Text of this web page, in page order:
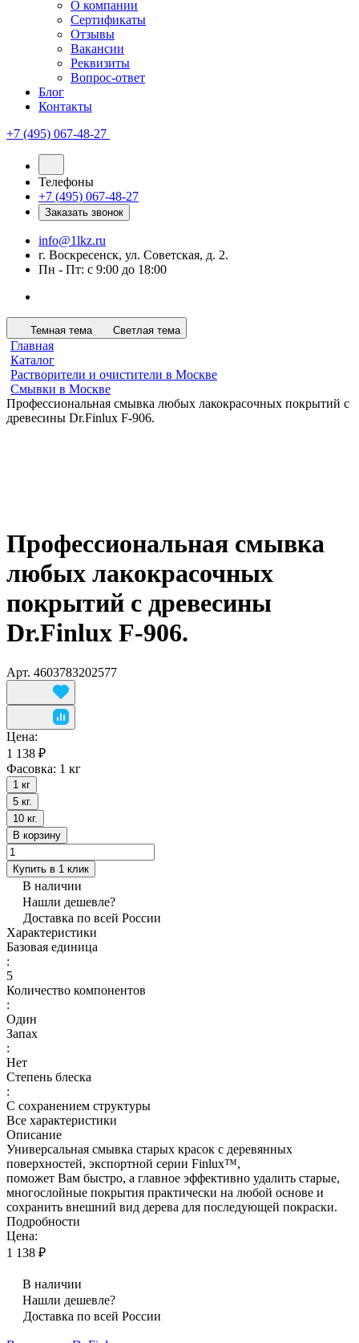
О компании
Сертификаты
Отзывы
Вакансии
Реквизиты
Вопрос-ответ
Блог
Контакты
+7 (495) 067-48-27
Телефоны
+7 (495) 067-48-27
Заказать звонок
info@1lkz.ru
г. Воскресенск, ул. Советская, д. 2.
Пн - Пт: с 9:00 до 18:00
Темная тема Светлая тема
Главная
Каталог
Растворители и очистители в Москве
Смывки в Москве
Профессиональная смывка любых лакокрасочных покрытий с
древесины Dr.Finlux F-906.
Профессиональная смывка
любых лакокрасочных
покрытий с древесины
Dr.Finlux F-906.
Арт. 4603783202577
Цена:
1 138 ₽
Фасовка: 1 кг
1 кг
5 кг.
10 кг.
В корзину
Купить в 1 клик
В наличии
Нашли дешевле?
Доставка по всей России
Характеристики
Базовая единица
:
5
Количество компонентов
:
Один
Запах
:
Нет
Степень блеска
:
С сохранением структуры
Все характеристики
Описание
Универсальная смывка старых красок с деревянных
поверхностей, экспортной серии Finlux™,
поможет Вам быстро, а главное эффективно удалить старые,
многослойные покрытия практически на любой основе и
сохранить внешний вид дерева для последующей покраски.
Подробности
Цена:
1 138 ₽
В наличии
Нашли дешевле?
Доставка по всей России